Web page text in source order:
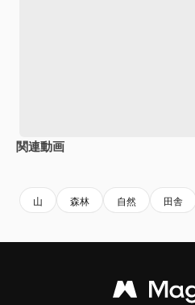
関連動画
山 森林 自然 田舎